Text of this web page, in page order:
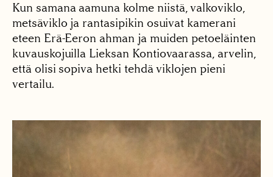
Kun samana aamuna kolme niistä, valkoviklo,
metsäviklo ja rantasipikin osuivat kamerani
eteen Erä-Eeron ahman ja muiden petoeläinten
kuvauskojuilla Lieksan Kontiovaarassa, arvelin,
että olisi sopiva hetki tehdä viklojen pieni
vertailu.